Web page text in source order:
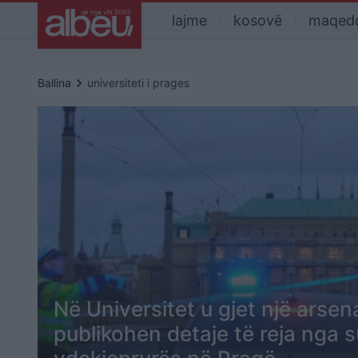
lajme kosovë
Ballina keyboard_arrow_right universiteti i prages
Në Universitet u gjet një
publikohen detaje të reja nga